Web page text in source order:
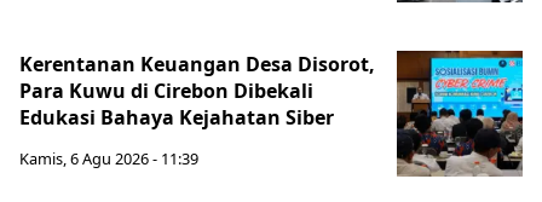
Kerentanan Keuangan Desa Disorot,
Para Kuwu di Cirebon Dibekali
Edukasi Bahaya Kejahatan Siber
Kamis, 6 Agu 2026 - 11:39